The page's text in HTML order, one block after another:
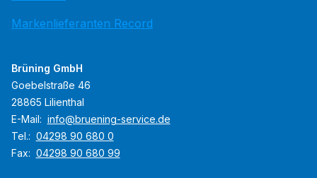
Markenlieferanten Record
Brüning GmbH
Goebelstraße 46
28865 Lilienthal
E-Mail: info@bruening-service.de
Tel.: 04298 90 680 0
Fax: 04298 90 680 99